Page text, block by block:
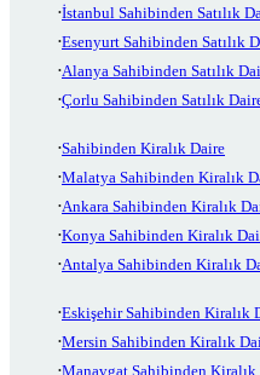
İstanbul Sahibinden Satılık
Esenyurt Sahibinden Satılık
Alanya Sahibinden Satılık
Çorlu Sahibinden Satılık
Sahibinden Kiralık Daire
Malatya Sahibinden Kiralık
Ankara Sahibinden Kiralık
Konya Sahibinden Kiralık
Antalya Sahibinden Kiralık
Eskişehir Sahibinden Kiralık
Mersin Sahibinden Kiralık
Manavgat Sahibinden Kiralık